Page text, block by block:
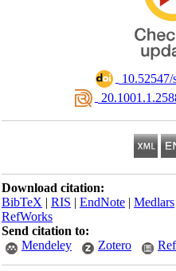
Download citation:
BibTeX|RIS|EndNote|
RefWorks
Send citation to:
Mendeley
Zotero